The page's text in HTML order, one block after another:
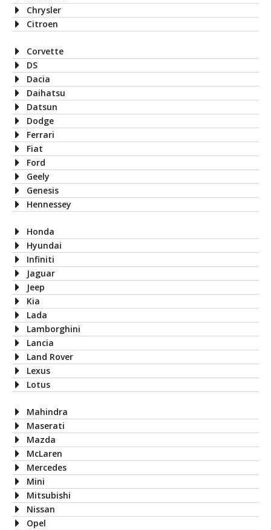
Chrysler
Citroen
Corvette
DS
Dacia
Daihatsu
Datsun
Dodge
Ferrari
Fiat
Ford
Geely
Genesis
Hennessey
Honda
Hyundai
Infiniti
Jaguar
Jeep
Kia
Lada
Lamborghini
Lancia
Land Rover
Lexus
Lotus
Mahindra
Maserati
Mazda
McLaren
Mercedes
Mini
Mitsubishi
Nissan
Opel